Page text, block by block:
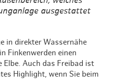
ausgestattet
in direkter Wassernähe
Finkenwerden einen
Elbe. Auch das Freibad ist
Highlight, wenn Sie beim